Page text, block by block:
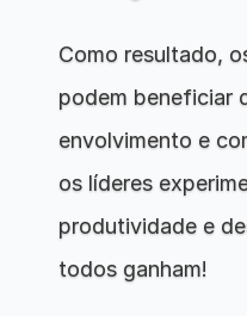
Como resultado,
podem beneficiar
envolvimento e
os líderes
produtividade e
todos ganham!